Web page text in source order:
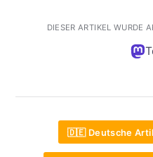
DIESER ARTIKEL WURDE
🇩🇪 Deutsche